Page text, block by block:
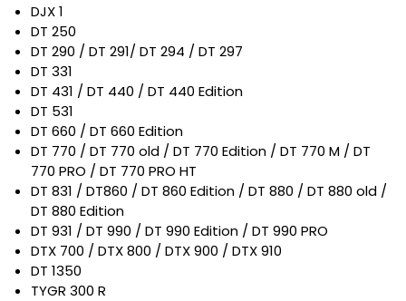
DJX 1
DT 250
DT 290 / DT 291/ DT 294 / DT 297
DT 331
DT 431 / DT 440 / DT 440 Edition
DT 531
DT 660 / DT 660 Edition
DT 770 / DT 770 old / DT 770 Edition / DT 770 M / DT
770 PRO / DT 770 PRO HT
DT 831 / DT860 / DT 860 Edition / DT 880 / DT 880 old /
DT 880 Edition
DT 931 / DT 990 / DT 990 Edition / DT 990 PRO
DTX 700 / DTX 800 / DTX 900 / DTX 910
DT 1350
TYGR 300 R